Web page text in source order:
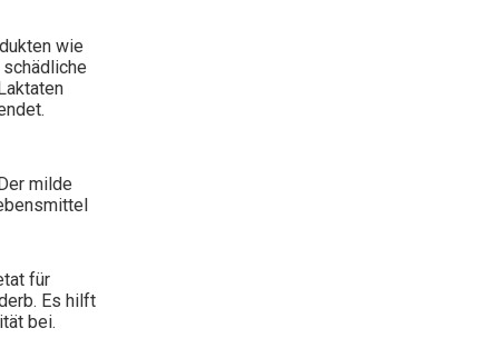
wie
milde
für
Es hilft
bei.